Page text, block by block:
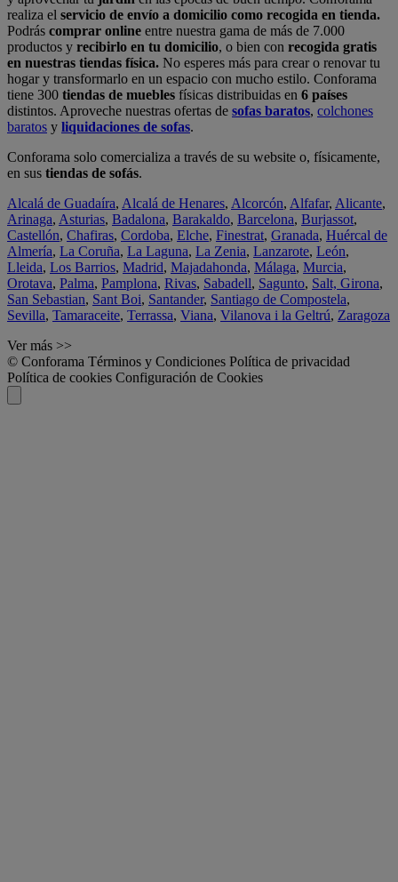
realiza el servicio de envío a domicilio como recogida en tienda.
Podrás comprar online entre nuestra gama de más de 7.000
productos y recibirlo en tu domicilio, o bien con recogida gratis
en nuestras tiendas física. No esperes más para crear o renovar tu
hogar y transformarlo en un espacio con mucho estilo. Conforama
tiene 300 tiendas de muebles físicas distribuidas en 6 países
distintos. Aproveche nuestras ofertas de sofas baratos, colchones
baratos y liquidaciones de sofas.
Conforama solo comercializa a través de su website o, físicamente,
en sus tiendas de sofás.
Alcalá de Guadaíra, Alcalá de Henares, Alcorcón, Alfafar, Alicante,
Arinaga, Asturias, Badalona, Barakaldo, Barcelona, Burjassot,
Castellón, Chafiras, Cordoba, Elche, Finestrat, Granada, Huércal de
Almería, La Coruña, La Laguna, La Zenia, Lanzarote, León,
Lleida, Los Barrios, Madrid, Majadahonda, Málaga, Murcia,
Orotava, Palma, Pamplona, Rivas, Sabadell, Sagunto, Salt, Girona,
San Sebastian, Sant Boi, Santander, Santiago de Compostela,
Sevilla, Tamaraceite, Terrassa, Viana, Vilanova i la Geltrú, Zaragoza
Ver más >>
© Conforama Términos y Condiciones Política de privacidad
Política de cookies Configuración de Cookies